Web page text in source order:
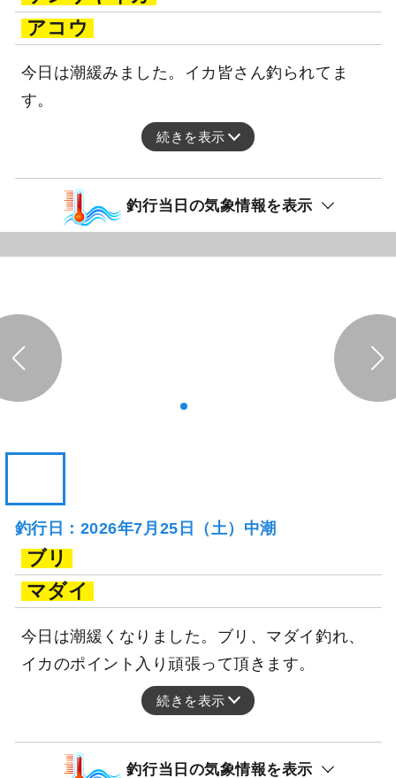
アコウ
今日は潮緩みました。イカ皆さん釣られてま
す。
続きを表示
釣行当日の気象情報を表示
釣行日：2026年7月25日（土）中潮
ブリ
マダイ
今日は潮緩くなりました。ブリ、マダイ釣れ、
イカのポイント入り頑張って頂きます。
続きを表示
釣行当日の気象情報を表示